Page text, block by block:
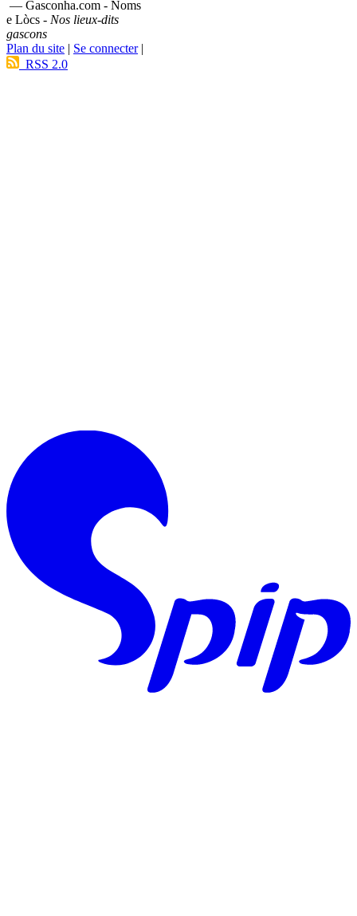
— Gasconha.com - Noms
e Lòcs - Nos lieux-dits
gascons
Plan du site | Se connecter|
RSS 2.0